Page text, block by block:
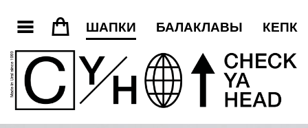
= 3 ШАПКИ БАЛАКЛАВЫ КЕПКИ